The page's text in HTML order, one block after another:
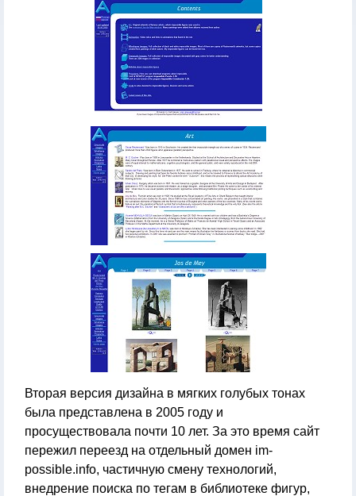
Вторая версия дизайна в мягких голубых тонах
была представлена в 2005 году и
просуществовала почти 10 лет. За это время сайт
пережил переезд на отдельный домен im-
possible.info, частичную смену технологий,
внедрение поиска по тегам в библиотеке фигур,